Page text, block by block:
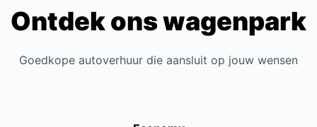
Ontdek ons wagenpark
Goedkope autoverhuur die aansluit op jouw wensen